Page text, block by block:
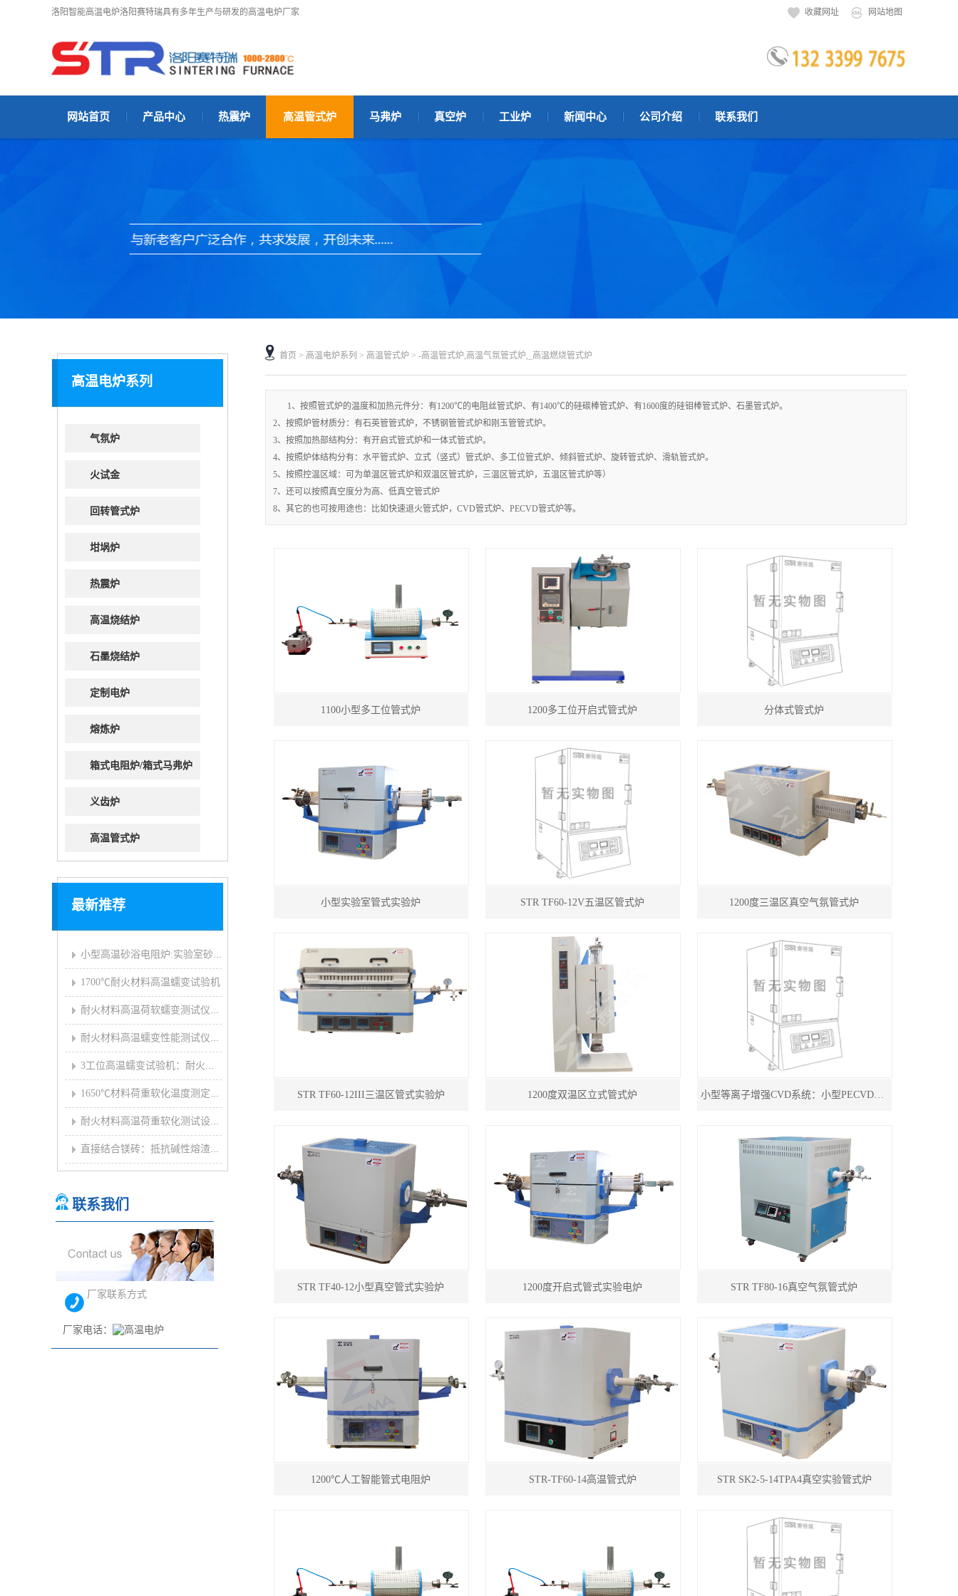
收藏网址 网站地图
洛阳智能高温电炉洛阳赛特瑞具有多年生产与研发的高温电炉厂家
网站首页 产品中心 热震炉 高温管式炉 马弗炉 真空炉 工业炉 新闻中心 公司介绍 联系我们
首页 > 高温电炉系列 > 高温管式炉 > -高温管式炉,高温气氛管式炉,_高温燃烧管式炉
1、按照管式炉的温度和加热元件分：有1200℃的电阻丝管式炉、有1400℃的硅碳棒管式炉、有1600度的硅钼棒管式炉、石墨管式炉。
2、按照炉管材质分：有石英管管式炉，不锈钢管管式炉和刚玉管管式炉。
3、按照加热部结构分：有开启式管式炉和一体式管式炉。
4、按照炉体结构分有：水平管式炉、立式（竖式）管式炉、多工位管式炉、倾斜管式炉、旋转管式炉、滑轨管式炉。
5、按照控温区域：可为单温区管式炉和双温区管式炉，三温区管式炉，五温区管式炉等）
7、还可以按照真空度分为高、低真空管式炉
8、其它的也可按用途也：比如快速退火管式炉，CVD管式炉、PECVD管式炉等。
1100小型多工位管式炉 1200多工位开启式管式炉 分体式管式炉
小型实验室管式实验炉 STR TF60-12V五温区管式炉 1200度三温区真空气氛管式炉
STR TF60-12III三温区管式实验炉 1200度双温区立式管式炉 小型等离子增强CVD系统：小型PECVD系统
STR TF40-12小型真空管式实验炉 1200度开启式管式实验电炉 STR TF80-16真空气氛管式炉
1200℃人工智能管式电阻炉 STR-TF60-14高温管式炉 STR SK2-5-14TPA4真空实验管式炉
高温电炉系列
气氛炉
火试金
回转管式炉
坩埚炉
热震炉
高温烧结炉
石墨烧结炉
定制电炉
熔炼炉
箱式电阻炉/箱式马弗炉
义齿炉
高温管式炉
最新推荐
小型高温砂浴电阻炉:实验室砂浴炉
07-19]
1700℃耐火材料高温蠕变试验机
09-23]
耐火材料高温荷软蠕变测试仪：加荷多试样耐火材料荷软蠕
09-23]
耐火材料高温蠕变性能测试仪：耐火材料荷软蠕变试验炉
09-23]
3工位高温蠕变试验机：耐火材料试样高温荷软蠕变测试仪
09-22]
1650℃材料荷重软化温度测定仪：耐火制品压蠕变试验仪
09-22]
耐火材料高温荷重软化测试设备：高温荷重软化测试仪
09-22]
直接结合镁砖：抵抗碱性熔渣和炉气侵蚀
09-21]
联系我们
厂家联系方式
厂家电话：